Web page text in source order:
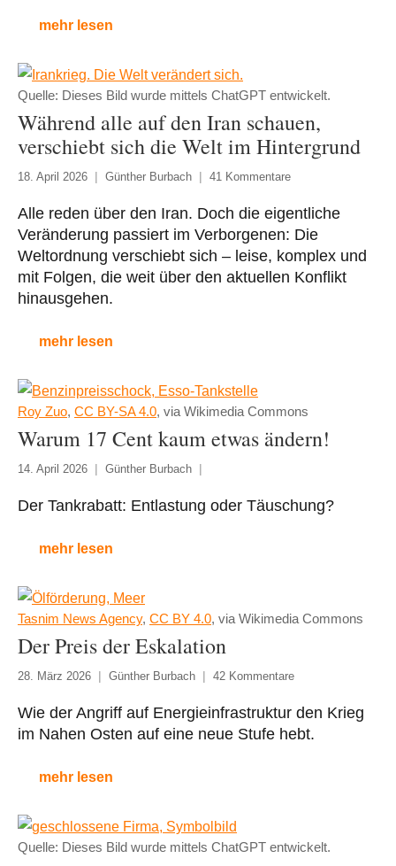
mehr lesen
Quelle: Dieses Bild wurde mittels ChatGPT entwickelt.
Während alle auf den Iran schauen,
verschiebt sich die Welt im Hintergrund
18. April 2026 Günther Burbach 41 Kommentare
Alle reden über den Iran. Doch die eigentliche
Veränderung passiert im Verborgenen: Die
Weltordnung verschiebt sich – leise, komplex und
mit Folgen, die weit über den aktuellen Konflikt
hinausgehen.
mehr lesen
Roy Zuo, CC BY-SA 4.0, via Wikimedia Commons
Warum 17 Cent kaum etwas ändern!
14. April 2026 Günther Burbach
Der Tankrabatt: Entlastung oder Täuschung?
mehr lesen
Tasnim News Agency, CC BY 4.0, via Wikimedia Commons
Der Preis der Eskalation
28. März 2026 Günther Burbach 42 Kommentare
Wie der Angriff auf Energieinfrastruktur den Krieg
im Nahen Osten auf eine neue Stufe hebt.
mehr lesen
Quelle: Dieses Bild wurde mittels ChatGPT entwickelt.